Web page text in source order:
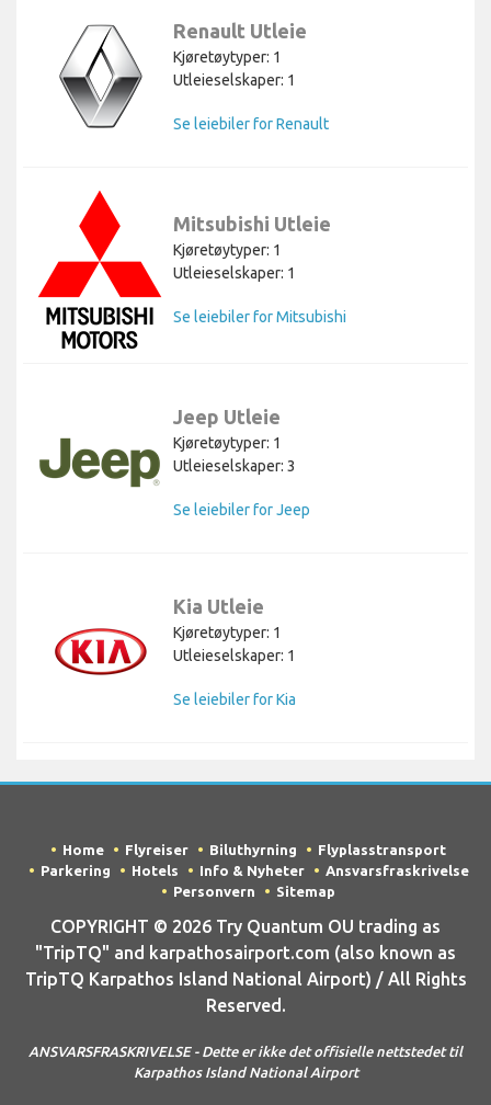
Renault Utleie
Kjøretøytyper: 1
Utleieselskaper: 1
Se leiebiler for Renault
Mitsubishi Utleie
Kjøretøytyper: 1
Utleieselskaper: 1
Se leiebiler for Mitsubishi
Jeep Utleie
Kjøretøytyper: 1
Utleieselskaper: 3
Se leiebiler for Jeep
Kia Utleie
Kjøretøytyper: 1
Utleieselskaper: 1
Se leiebiler for Kia
Home Flyreiser Biluthyrning
Flyplasstransport
Parkering
Hotels Info & Nyheter
Ansvarsfraskrivelse
Personvern
Sitemap
COPYRIGHT © 2026 Try Quantum OU trading as
"TripTQ" and karpathosairport.com (also known as
TripTQ Karpathos Island National Airport) / All Rights
Reserved.
ANSVARSFRASKRIVELSE - Dette er ikke det offisielle nettstedet til
Karpathos Island National Airport